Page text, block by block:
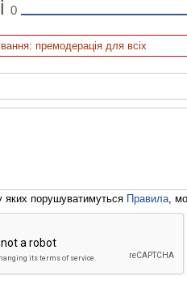
0
премодерація для всіх
яких порушуватимуться Правила,